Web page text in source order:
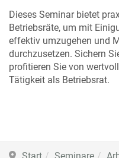
Dieses Seminar bietet
Betriebsräte, um mit
effektiv umzugehen und
durchzusetzen. Sichern
profitieren Sie von
Tätigkeit als Betriebsrat.